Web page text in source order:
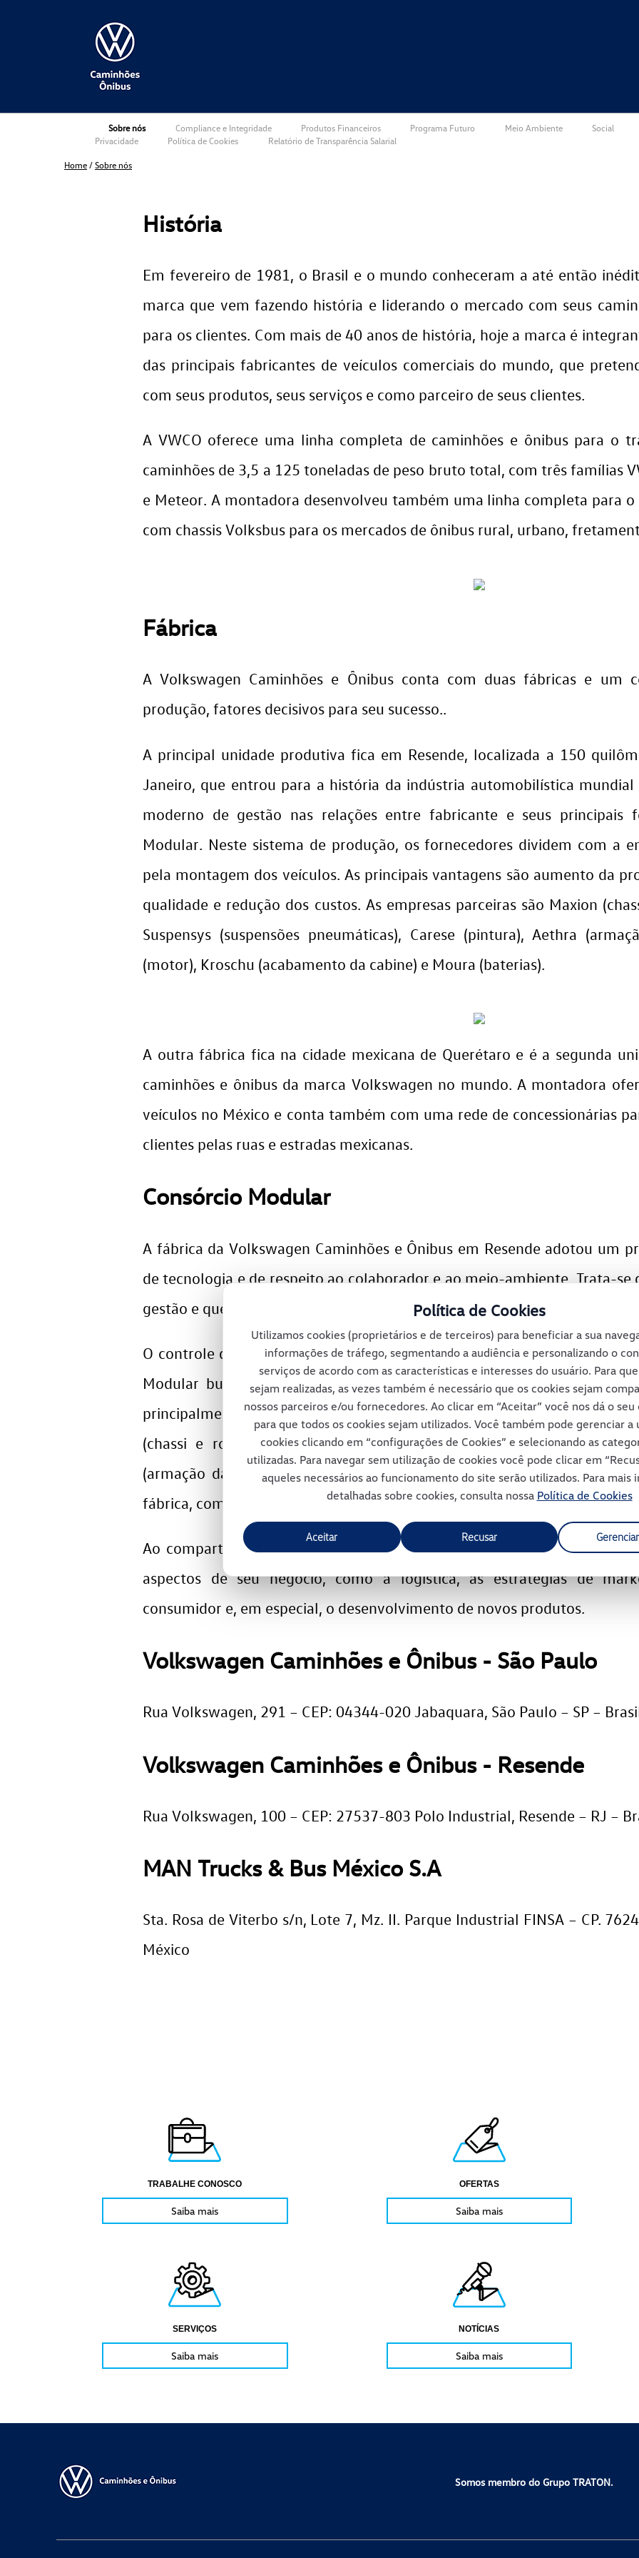
Política de Cookies
Utilizamos cookies (proprietários e de terceiros) para beneficiar a sua
informações de tráfego, segmentando a audiência e personalizando o
serviços de acordo com as características e interesses do usuário. Para que
sejam realizadas, as vezes também é necessário que os cookies sejam
nossos parceiros e/ou fornecedores. Ao clicar em “Aceitar” você nos dá o
para que todos os cookies sejam utilizados. Você também pode gerenciar a
cookies clicando em “configurações de Cookies” e selecionando as
utilizadas. Para navegar sem utilização de cookies você pode clicar em
aqueles necessários ao funcionamento do site serão utilizados. Para mais
detalhadas sobre cookies, consulta nossa Política de Cookies
Aceitar Recusar
Sobre nós Compliance e Integridade Produtos Financeiros Programa Futuro Meio Ambiente Social
Privacidade
Política de Cookies Relatório de Transparência Salarial
Home / Sobre nós
História
Em fevereiro de 1981, o Brasil e o mundo conheceram a até então
marca que vem fazendo história e liderando o mercado com seus
para os clientes. Com mais de 40 anos de história, hoje a marca é
das principais fabricantes de veículos comerciais do mundo, que
com seus produtos, seus serviços e como parceiro de seus clientes.
A VWCO oferece uma linha completa de caminhões e ônibus para o
caminhões de 3,5 a 125 toneladas de peso bruto total, com três famílias
e Meteor. A montadora desenvolveu também uma linha completa para o
com chassis Volksbus para os mercados de ônibus rural, urbano,
Fábrica
A Volkswagen Caminhões e Ônibus conta com duas fábricas e um
produção, fatores decisivos para seu sucesso..
A principal unidade produtiva fica em Resende, localizada a 150
Janeiro, que entrou para a história da indústria automobilística
moderno de gestão nas relações entre fabricante e seus principais
Modular. Neste sistema de produção, os fornecedores dividem com a
pela montagem dos veículos. As principais vantagens são aumento da
qualidade e redução dos custos. As empresas parceiras são Maxion
Suspensys (suspensões pneumáticas), Carese (pintura), Aethra
(motor), Kroschu (acabamento da cabine) e Moura (baterias).
A outra fábrica fica na cidade mexicana de Querétaro e é a segunda
caminhões e ônibus da marca Volkswagen no mundo. A montadora
veículos no México e conta também com uma rede de concessionárias
clientes pelas ruas e estradas mexicanas.
Consórcio Modular
A fábrica da Volkswagen Caminhões e Ônibus em Resende adotou um
de tecnologia e de respeito ao colaborador e ao meio-ambiente. Trata-
gestão e que, ao longo dos anos provou ser um sucesso: o formato de
O controle de qualidade do produto é de total responsabilidade da
Modular busca redução nos custos de produção, investimento,
principalmente, agilidade na produção de veículos diferenciados. As
(chassi e rodas), Meritor (eixos), Suspensys (suspensões
(armação da cabine), Powertrain (motor), Kroschu (acabamento da
fábrica, compartilham com a VWCO toda a infraestrutura.
Ao compartilhar a produção com os parceiros, a empresa consegue se
aspectos de seu negócio, como a logística, as estratégias de
consumidor e, em especial, o desenvolvimento de novos produtos.
Volkswagen Caminhões e Ônibus - São Paulo
Rua Volkswagen, 291 – CEP: 04344-020 Jabaquara, São Paulo – SP –
Volkswagen Caminhões e Ônibus - Resende
Rua Volkswagen, 100 – CEP: 27537-803 Polo Industrial, Resende – RJ –
MAN Trucks & Bus México S.A
Sta. Rosa de Viterbo s/n, Lote 7, Mz. II. Parque Industrial FINSA – CP.
México
TRABALHE CONOSCO
Saiba mais
OFERTAS
Saiba mais
SERVIÇOS
Saiba mais
NOTÍCIAS
Saiba mais
Somos membro do Grupo TRATON.